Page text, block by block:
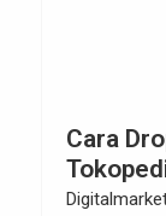
Cara